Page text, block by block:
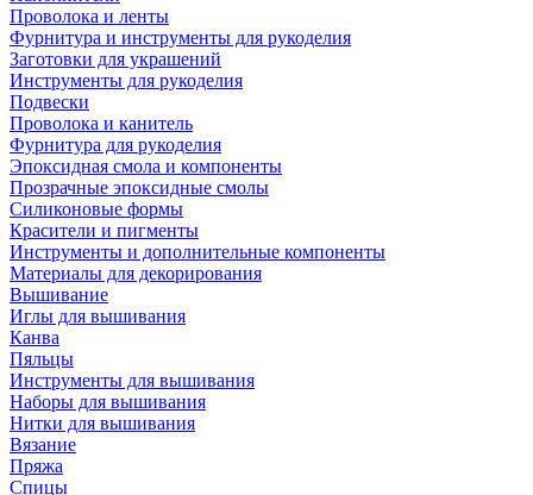
Проволока и ленты
Фурнитура и инструменты для рукоделия
Заготовки для украшений
Инструменты для рукоделия
Подвески
Проволока и канитель
Фурнитура для рукоделия
Эпоксидная смола и компоненты
Прозрачные эпоксидные смолы
Силиконовые формы
Красители и пигменты
Инструменты и дополнительные компоненты
Материалы для декорирования
Вышивание
Иглы для вышивания
Канва
Пяльцы
Инструменты для вышивания
Наборы для вышивания
Нитки для вышивания
Вязание
Пряжа
Спицы